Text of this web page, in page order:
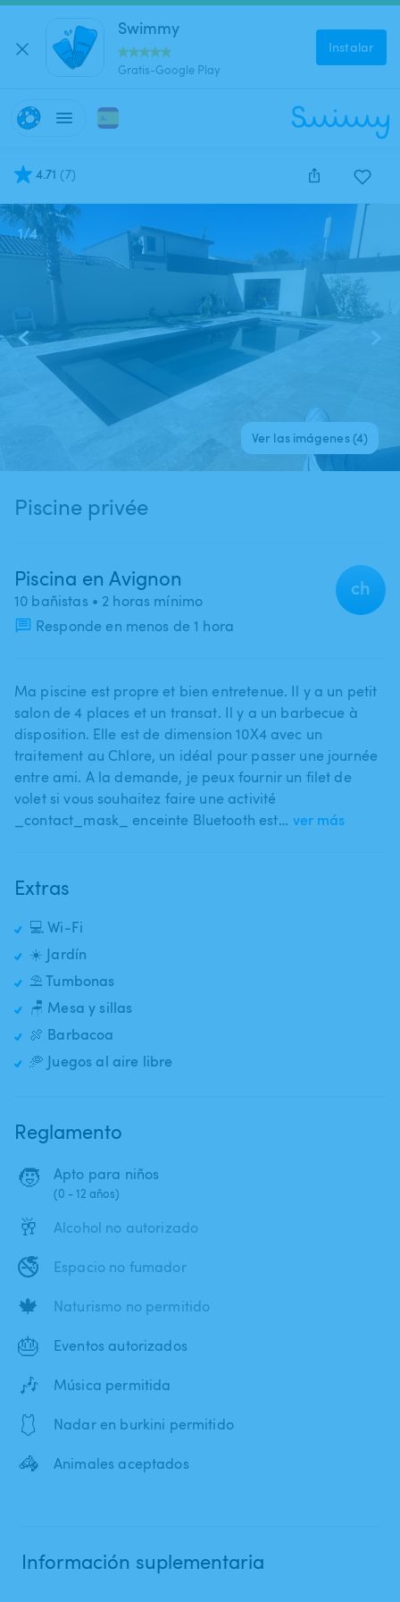
Swimmy
Gratis-Google Play
Instalar
4.71 (7)
1/4
Ver las imágenes (4)
Piscine privée
Piscina en Avignon
10 bañistas • 2 horas mínimo
Responde en menos de 1 hora
ch
Ma piscine est propre et bien entretenue. Il y a un petit
salon de 4 places et un transat. Il y a un barbecue à
disposition. Elle est de dimension 10X4 avec un
traitement au Chlore​,​ un idéal pour passer une journée
entre ami. A la demande​,​ je peux fournir un filet de
volet si vous souhaitez faire une activité
_contact_mask_ enceinte Bluetooth est… ver más
Extras
💻 Wi-Fi
☀️ Jardín
⛱️ Tumbonas
🪑 Mesa y sillas
🍖 Barbacoa
🥏 Juegos al aire libre
Reglamento
🧒 Apto para niños
(0 - 12 años)
🥂 Alcohol no autorizado
🚭 Espacio no fumador
🍁 Naturismo no permitido
🎂 Eventos autorizados
🎶 Música permitida
🩱 Nadar en burkini permitido
🦓 Animales aceptados
Información suplementaria